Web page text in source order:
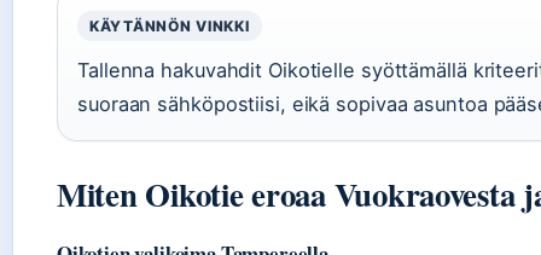
KÄYTÄNNÖN VINKKI
Tallenna hakuvahdit Oikotielle syöttämällä
suoraan sähköpostiisi, eikä sopivaa asuntoa
Miten Oikotie eroaa Vuokraovesta